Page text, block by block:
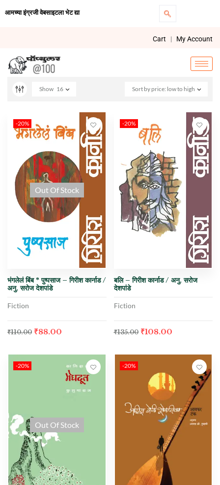
आमच्या इंग्रजी वेबसाइटला भेट द्या
Cart | My Account
Sort by price: low to high
Show 16
-20%
Out Of Stock
भंगलेलं बिंब * पुष्पसाज – गिरीश कार्नाड /
अनु. सरोज देशपांडे
Fiction
₹110.00 ₹88.00
-20%
बलि – गिरीश कार्नाड / अनु. सरोज
देशपांडे
Fiction
₹135.00 ₹108.00
-20%
Out Of Stock
-20%